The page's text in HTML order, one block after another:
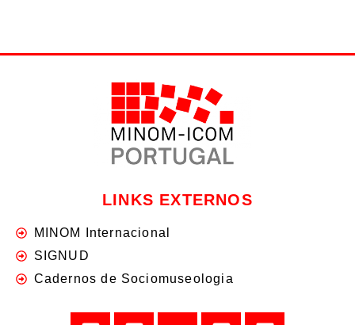
LINKS EXTERNOS
MINOM Internacional
SIGNUD
Cadernos de Sociomuseologia